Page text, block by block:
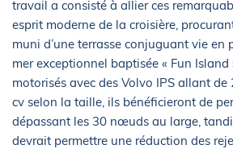
travail a consisté à allier ces
esprit moderne de la croisière,
muni d’une terrasse conjuguant vie en
mer exceptionnel baptisée « Fun Island
motorisés avec des Volvo IPS allant
cv selon la taille, ils bénéficieront de
dépassant les 30 nœuds au large,
devrait permettre une réduction des